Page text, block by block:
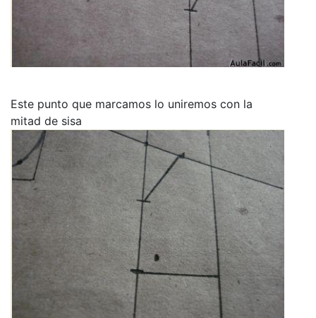
Este punto que marcamos lo uniremos con la
mitad de sisa